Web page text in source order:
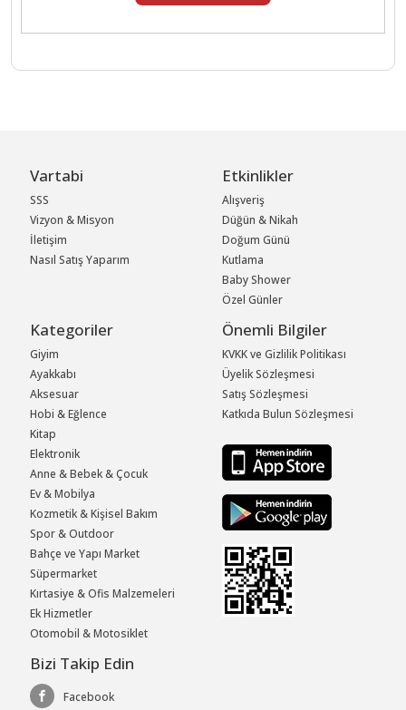
Vartabi
SSS
Vizyon & Misyon
İletişim
Nasıl Satış Yaparım
Etkinlikler
Alışveriş
Düğün & Nikah
Doğum Günü
Kutlama
Baby Shower
Özel Günler
Kategoriler
Giyim
Ayakkabı
Aksesuar
Hobi & Eğlence
Kitap
Elektronik
Anne & Bebek & Çocuk
Ev & Mobilya
Kozmetik & Kişisel Bakım
Spor & Outdoor
Bahçe ve Yapı Market
Süpermarket
Kırtasiye & Ofis Malzemeleri
Ek Hizmetler
Otomobil & Motosiklet
Önemli Bilgiler
KVKK ve Gizlilik Politikası
Üyelik Sözleşmesi
Satış Sözleşmesi
Katkıda Bulun Sözleşmesi
Bizi Takip Edin
Facebook